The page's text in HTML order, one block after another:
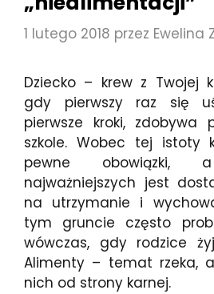
1 lutego 2018 przez Ewelina
Dziecko – krew z Twojej
gdy pierwszy raz się
pierwsze kroki, zdobywa
szkole. Wobec tej istoty
pewne
najważniejszych jest
na utrzymanie i
tym gruncie często
wówczas, gdy rodzice
Alimenty – temat rzeka,
nich od strony karnej.